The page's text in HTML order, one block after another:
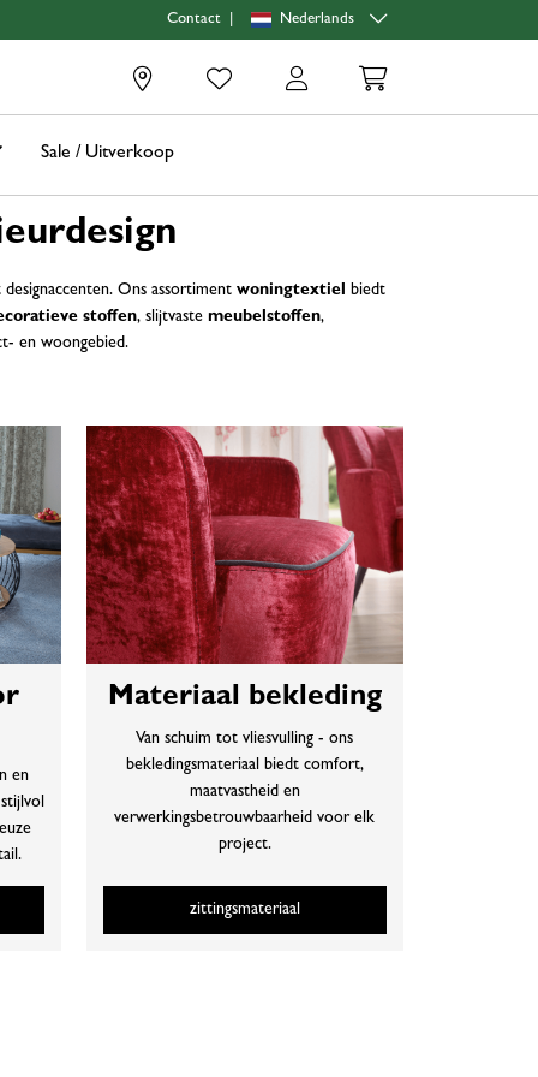
Contact Nederlands
Sale / Uitverkoop
Ons assortiment woningtextiel
biedt
stoffen, slijtvaste meubelstoffen,
en woongebied.
en
Materiaal bekleding
Van schuim tot vliesvulling - ons
bekledingsmateriaal biedt comfort,
maatvastheid en
verwerkingsbetrouwbaarheid voor elk
project.
zittingsmateriaal